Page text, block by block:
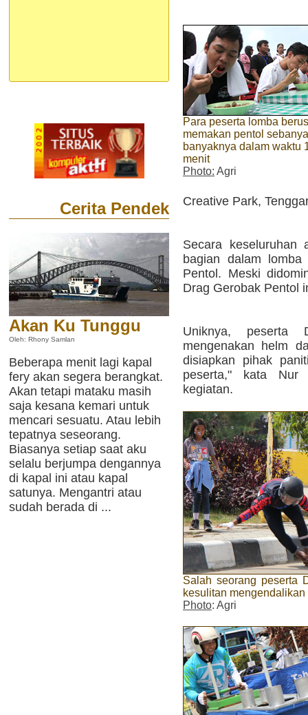
Cerita Pendek
Akan Ku Tunggu
Oleh: Rhony Samlan
Beberapa menit lagi kapal
fery akan segera berangkat.
Akan tetapi mataku masih
saja kesana kemari untuk
mencari sesuatu. Atau lebih
tepatnya seseorang.
Biasanya setiap saat aku
selalu berjumpa dengannya
di kapal ini atau kapal
satunya. Mengantri atau
sudah berada di ...
Para peserta lomba
memakan pentol
banyaknya dalam waktu
menit
Photo: Agri
Creative Park,
Secara
bagian dalam
Pentol. Meski
Drag Gerobak Pentol
Uniknya, peserta
mengenakan helm
disiapkan pihak
peserta," kata Nur
kegiatan.
Salah seorang peserta
kesulitan
Photo: Agri